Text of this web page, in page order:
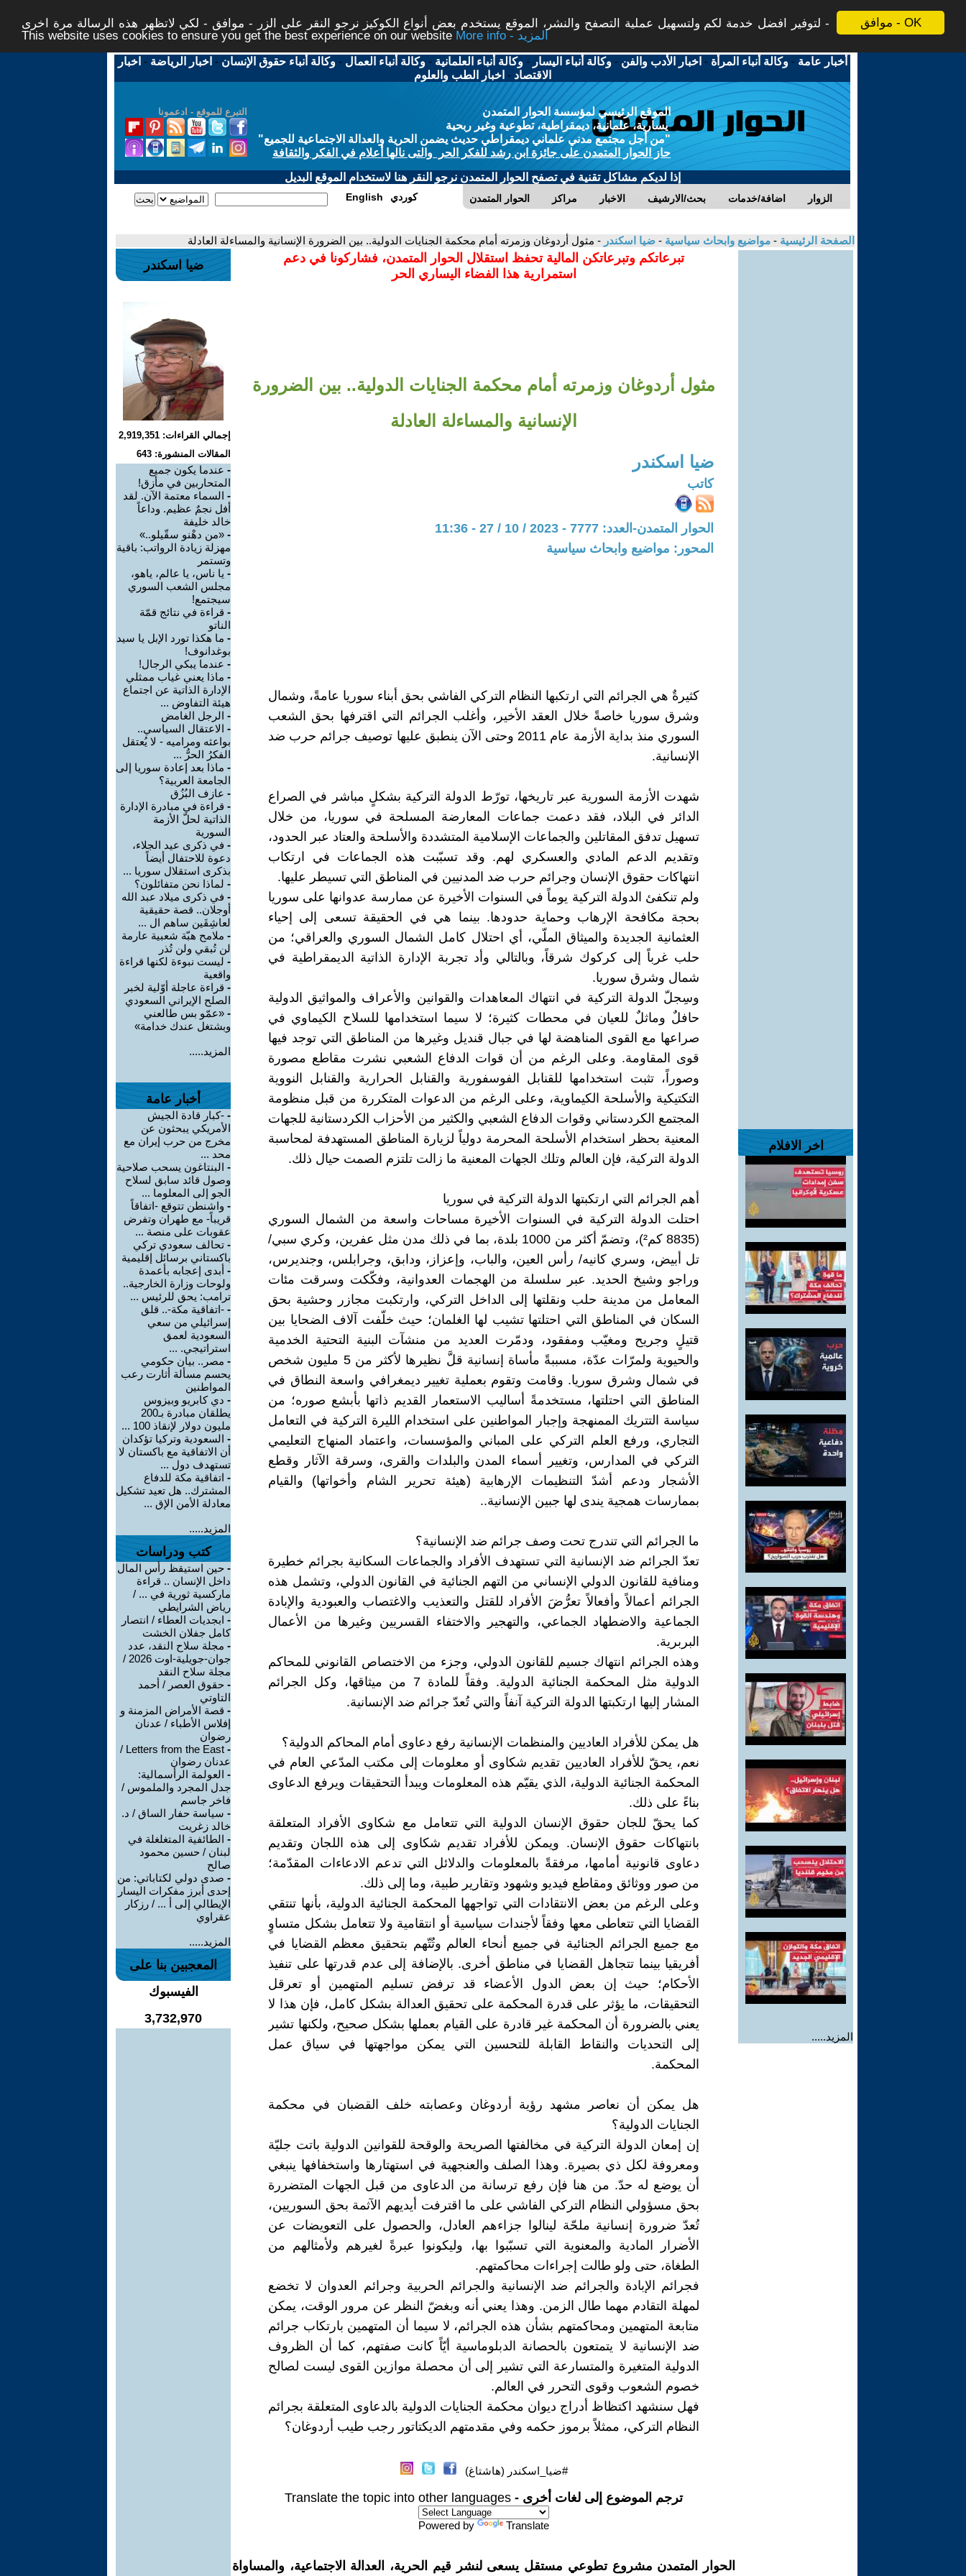
موافق - OK
لتوفير افضل خدمة لكم ولتسهيل عملية التصفح والنشر، الموقع يستخدم بعض أنواع الكوكيز نرجو النقر على الزر - موافق - لكي لاتظهر هذه الرسالة مرة اخرى -
This website uses cookies to ensure you get the best experience on our website
More info - المزيد
أخبار عامة -وكالة أنباء المرأة - اخبار الأدب والفن -وكالة أنباء اليسار -وكالة أنباء العلمانية -وكالة أنباء العمال -وكالة أنباء حقوق الإنسان - اخبار الرياضة - اخبار
الاقتصاد - اخبار الطب والعلوم
التبرع للموقع - ادعمونا
الموقع الرئيسي لمؤسسة الحوار المتمدن
يسارية، علمانية، ديمقراطية، تطوعية وغير ربحية
"من أجل مجتمع مدني علماني ديمقراطي حديث يضمن الحرية والعدالة الاجتماعية للجميع"
حاز الحوار المتمدن على جائزة ابن رشد للفكر الحر والتى نالها أعلام في الفكر والثقافة
إذا لديكم مشاكل تقنية في تصفح الحوار المتمدن نرجو النقر هنا لاستخدام الموقع البديل
الحوار المتمدن مراكز الاخبار بحث/الارشيف اضافة/خدمات الزوار English كوردي
الصفحة الرئيسية - مواضيع وابحاث سياسية - ضيا اسكندر - مثول أردوغان وزمرته أمام محكمة الجنايات الدولية.. بين الضرورة الإنسانية والمساءلة العادلة
اخر الافلام
المزيد.....
تبرعاتكم وتبرعاتكن المالية تحفظ استقلال الحوار المتمدن، فشاركونا في دعم
استمرارية هذا الفضاء اليساري الحر
مثول أردوغان وزمرته أمام محكمة الجنايات الدولية.. بين الضرورة
الإنسانية والمساءلة العادلة
ضيا اسكندر
كاتب
الحوار المتمدن-العدد: 7777 - 2023 / 10 / 27 - 11:36
المحور: مواضيع وابحاث سياسية
كثيرةٌ هي الجرائم التي ارتكبها النظام التركي الفاشي بحق أبناء سوريا عامةً، وشمال
وشرق سوريا خاصةً خلال العقد الأخير، وأغلب الجرائم التي اقترفها بحق الشعب
السوري منذ بداية الأزمة عام 2011 وحتى الآن ينطبق عليها توصيف جرائم حرب ضد
الإنسانية.
شهدت الأزمة السورية عبر تاريخها، تورّط الدولة التركية بشكلٍ مباشر في الصراع
الدائر في البلاد، فقد دعمت جماعات المعارضة المسلحة في سوريا، من خلال
تسهيل تدفق المقاتلين والجماعات الإسلامية المتشددة والأسلحة والعتاد عبر الحدود،
وتقديم الدعم المادي والعسكري لهم. وقد تسبّبت هذه الجماعات في ارتكاب
انتهاكات حقوق الإنسان وجرائم حرب ضد المدنيين في المناطق التي تسيطر عليها.
ولم تنكفئ الدولة التركية يوماً في السنوات الأخيرة عن ممارسة عدوانها على سوريا
بحجة مكافحة الإرهاب وحماية حدودها. بينما هي في الحقيقة تسعى إلى إحياء
العثمانية الجديدة والميثاق الملّي، أي احتلال كامل الشمال السوري والعراقي؛ من
حلب غرباً إلى كركوك شرقاً، وبالتالي وأد تجربة الإدارة الذاتية الديمقراطية في
شمال وشرق سوريا.
وسِجلّ الدولة التركية في انتهاك المعاهدات والقوانين والأعراف والمواثيق الدولية
حافلٌ وماثلٌ للعيان في محطات كثيرة؛ لا سيما استخدامها للسلاح الكيماوي في
صراعها مع القوى المناهضة لها في جبال قنديل وغيرها من المناطق التي توجد فيها
قوى المقاومة. وعلى الرغم من أن قوات الدفاع الشعبي نشرت مقاطع مصورة
وصوراً، تثبت استخدامها للقنابل الفوسفورية والقنابل الحرارية والقنابل النووية
التكتيكية والأسلحة الكيماوية، وعلى الرغم من الدعوات المتكررة من قبل منظومة
المجتمع الكردستاني وقوات الدفاع الشعبي والكثير من الأحزاب الكردستانية للجهات
المعنية بحظر استخدام الأسلحة المحرمة دولياً لزيارة المناطق المستهدفة لمحاسبة
الدولة التركية، فإن العالم وتلك الجهات المعنية ما زالت تلتزم الصمت حيال ذلك.
أهم الجرائم التي ارتكبتها الدولة التركية في سوريا
احتلت الدولة التركية في السنوات الأخيرة مساحات واسعة من الشمال السوري
(8835 كم²)، وتضمّ أكثر من 1000 بلدة، بما في ذلك مدن مثل عفرين، وكري سبي/
تل أبيض، وسري كانيه/ رأس العين، والباب، وإعزاز، ودابق، وجرابلس، وجنديرس،
وراجو وشيخ الحديد. عبر سلسلة من الهجمات العدوانية، وفكّكت وسرقت مئات
المعامل من مدينة حلب ونقلتها إلى الداخل التركي، وارتكبت مجازر وحشية بحق
السكان في المناطق التي احتلتها تشيب لها الغلمان؛ حيث خلّفت آلاف الضحايا بين
قتيلٍ وجريح ومغيّب ومفقود، ودمّرت العديد من منشآت البنية التحتية الخدمية
والحيوية ولمرّات عدّة، مسببةً مأساة إنسانية قلَّ نظيرها لأكثر من 5 مليون شخص
في شمال وشرق سوريا. وقامت وتقوم بعملية تغيير ديمغرافي واسعة النطاق في
المناطق التي احتلتها، مستخدمةً أساليب الاستعمار القديم ذاتها بأبشع صوره؛ من
سياسة التتريك الممنهجة وإجبار المواطنين على استخدام الليرة التركية في التعامل
التجاري، ورفع العلم التركي على المباني والمؤسسات، واعتماد المنهاج التعليمي
التركي في المدارس، وتغيير أسماء المدن والبلدات والقرى، وسرقة الآثار وقطع
الأشجار ودعم أشدّ التنظيمات الإرهابية (هيئة تحرير الشام وأخواتها) والقيام
بممارسات همجية يندى لها جبين الإنسانية..
ما الجرائم التي تندرج تحت وصف جرائم ضد الإنسانية؟
تعدّ الجرائم ضد الإنسانية التي تستهدف الأفراد والجماعات السكانية بجرائم خطيرة
ومنافية للقانون الدولي الإنساني من التهم الجنائية في القانون الدولي، وتشمل هذه
الجرائم أعمالاً وأفعالاً تعرُّضَ الأفراد للقتل والتعذيب والاغتصاب والعبودية والإبادة
الجماعية والاضطهاد الجماعي، والتهجير والاختفاء القسريين وغيرها من الأعمال
البربرية.
وهذه الجرائم انتهاك جسيم للقانون الدولي، وجزء من الاختصاص القانوني للمحاكم
الدولية مثل المحكمة الجنائية الدولية. وفقاً للمادة 7 من ميثاقها، وكل الجرائم
المشار إليها ارتكبتها الدولة التركية آنفاً والتي تُعدّ جرائم ضد الإنسانية.
هل يمكن للأفراد العاديين والمنظمات الإنسانية رفع دعاوى أمام المحاكم الدولية؟
نعم، يحقّ للأفراد العاديين تقديم شكاوى أو معلومات إلى مكتب المدّعي العام في
المحكمة الجنائية الدولية، الذي يقيّم هذه المعلومات ويبدأ التحقيقات ويرفع الدعاوى
بناءً على ذلك.
كما يحقّ للجان حقوق الإنسان الدولية التي تتعامل مع شكاوى الأفراد المتعلقة
بانتهاكات حقوق الإنسان. ويمكن للأفراد تقديم شكاوى إلى هذه اللجان وتقديم
دعاوى قانونية أمامها، مرفقةً بالمعلومات والدلائل التي تدعم الادعاءات المقدّمة؛
من صور ووثائق ومقاطع فيديو وشهود وتقارير طبية، وما إلى ذلك.
وعلى الرغم من بعض الانتقادات التي تواجهها المحكمة الجنائية الدولية، بأنها تنتقي
القضايا التي تتعاطى معها وفقاً لأجندات سياسية أو انتقامية ولا تتعامل بشكل متساوٍ
مع جميع الجرائم الجنائية في جميع أنحاء العالم وتُتّهم بتحقيق معظم القضايا في
أفريقيا بينما تتجاهل القضايا في مناطق أخرى. بالإضافة إلى عدم قدرتها على تنفيذ
الأحكام؛ حيث إن بعض الدول الأعضاء قد ترفض تسليم المتهمين أو تعرقل
التحقيقات، ما يؤثر على قدرة المحكمة على تحقيق العدالة بشكل كامل، فإن هذا لا
يعني بالضرورة أن المحكمة غير قادرة على القيام بعملها بشكل صحيح، ولكنها تشير
إلى التحديات والنقاط القابلة للتحسين التي يمكن مواجهتها في سياق عمل
المحكمة.
هل يمكن أن نعاصر مشهد رؤية أردوغان وعصابته خلف القضبان في محكمة
الجنايات الدولية؟
إن إمعان الدولة التركية في مخالفتها الصريحة والوقحة للقوانين الدولية باتت جليّة
ومعروفة لكل ذي بصيرة. وهذا الصلف والعنجهية في استهتارها واستخفافها ينبغي
أن يوضع له حدّ. من هنا فإن رفع ترسانة من الدعاوى من قبل الجهات المتضررة
بحق مسؤولي النظام التركي الفاشي على ما اقترفت أيديهم الآثمة بحق السوريين،
تُعدّ ضرورة إنسانية ملحّة لينالوا جزاءهم العادل، والحصول على التعويضات عن
الأضرار المادية والمعنوية التي تسبّبوا بها، وليكونوا عبرةً لغيرهم ولأمثالهم من
الطغاة، حتى ولو طالت إجراءات محاكمتهم.
فجرائم الإبادة والجرائم ضد الإنسانية والجرائم الحربية وجرائم العدوان لا تخضع
لمهلة التقادم مهما طال الزمن. وهذا يعني أنه وبغضّ النظر عن مرور الوقت، يمكن
متابعة المتهمين ومحاكمتهم بشأن هذه الجرائم، لا سيما أن المتهمين بارتكاب جرائم
ضد الإنسانية لا يتمتعون بالحصانة الدبلوماسية أيّاً كانت صفتهم، كما أن الظروف
الدولية المتغيرة والمتسارعة التي تشير إلى أن محصلة موازين القوى ليست لصالح
خصوم الشعوب وقوى التحرر في العالم.
فهل سنشهد اكتظاظ أدراج ديوان محكمة الجنايات الدولية بالدعاوى المتعلقة بجرائم
النظام التركي، ممثلاً برموز حكمه وفي مقدمتهم الديكتاتور رجب طيب أردوغان؟
#ضيا_اسكندر (هاشتاغ)
ترجم الموضوع إلى لغات أخرى - Translate the topic into other languages
Powered by Translate
الحوار المتمدن مشروع تطوعي مستقل يسعى لنشر قيم الحرية، العدالة الاجتماعية، والمساواة
ضيا اسكندر
إجمالي القراءات: 2,919,351
المقالات المنشورة: 643
- عندما يكون جميع
المتحاربين في مأزق!
- السماء معتمة الآن. لقد
أفل نجمٌ عظيم. وداعاً
خالد خليفة
- «من دهْنو سقّيلو..»
مهزلة زيادة الرواتب: باقية
وتستمر
- يا ناس، يا عالم، ياهو،
مجلس الشعب السوري
سيجتمع!
- قراءة في نتائج قمّة
الناتو
- ما هكذا تورد الإبل يا سيد
بوغدانوف!
- عندما يبكي الرجال!
- ماذا يعني غياب ممثلي
الإدارة الذاتية عن اجتماع
هيئة التفاوض ...
- الرجل الغامض
- الاعتقال السياسي..
بواعثه ومراميه - لا يُعتقل
الفكرُ الحرُّ ...
- ماذا بعد إعادة سوريا إلى
الجامعة العربية؟
- عازف البُزُق
- قراءة في مبادرة الإدارة
الذاتية لحلّ الأزمة
السورية
- في ذكرى عيد الجلاء،
دعوة للاحتفال أيضاً
بذكرى استقلال سوريا ...
- لماذا نحن متفائلون؟
- في ذكرى ميلاد عبد الله
أوجلان.. قصة حقيقية
لعاشِقَين ساهم ال ...
- ملامح هبّة شعبية عارمة
لن تُبقي ولن تُذر
- ليست نبوءة لكنها قراءة
واقعية
- قراءة عاجلة أوّلية لخبر
الصلح الإيراني السعودي
- «عمّو بس طالعني
وبشتغل عندك خدامة»
المزيد.....
أخبار عامة
- -كبار قادة الجيش
الأمريكي يبحثون عن
مخرج من حرب إيران مع
محد ...
- البنتاغون يسحب صلاحية
وصول قائد سابق لسلاح
الجو إلى المعلوما ...
- واشنطن تتوقع -اتفاقاً
قريباً- مع طهران وتفرض
عقوبات على منصة ...
- تحالف سعودي تركي
باكستاني برسائل إقليمية
- أبدى إعجابه بأعمدة
ولوحات وزارة الخارجية..
ترامب: يحق للرئيس ...
- -اتفاقية مكة-.. قلق
إسرائيلي من سعي
السعودية لعمق
استراتيجي. ...
- مصر.. بيان حكومي
يحسم مسألة أثارت رعب
المواطنين
- دي كابريو وبيزوس
يطلقان مبادرة بـ200
مليون دولار لإنقاذ 100 ...
- السعودية وتركيا تؤكدان
أن الاتفاقية مع باكستان لا
تستهدف دول ...
- اتفاقية مكة للدفاع
المشترك.. هل تعيد تشكيل
معادلة الأمن الإق ...
المزيد.....
كتب ودراسات
- حين استيقظ رأس المال
داخل الإنسان .. قراءة
ماركسية ثورية في ... /
رياض الشرايطي
- ابجديات العطاء / انتصار
كامل جفلان الخشت
- مجلة سلاح النقد، عدد
جوان-جويلية-اوت 2026 /
مجلة سلاح النقد
- حقوق العصر / أحمد
التاوتي
- قصة الأمراض المزمنة و
إفلاس الأطباء / عدنان
رضوان
-
Letters from the East /
عدنان رضوان
- العولمة الرأسمالية:
جدل المجرد والملموس /
فاخر جاسم
- سياسة حفار الساق / د.
خالد زغريت
- الطائفية المتغلغلة في
لبنان / حسين محمود
صالح
- صدى دولي لكتاباتي: من
إحدى أبرز مفكرات اليسار
الإيطالي إلى أ ... / رزكار
عقراوي
المزيد.....
المعجبين بنا على
الفيسبوك
3,732,970